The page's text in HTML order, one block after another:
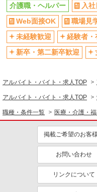
介護職・ヘルパー 入
Web面接OK
職場見
未経験歓迎
経験者・
新卒・第二新卒歓迎
アルバイト・バイト・求人TOP
アルバイト・バイト・求人TOP
職種・条件一覧 医療・介護・
掲載ご希望のお客
お問い合わせ
リンクについて